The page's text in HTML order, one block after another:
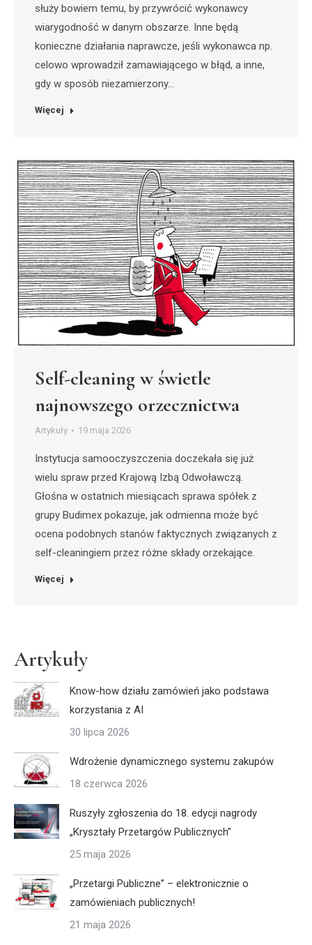
służy bowiem temu, by przywrócić wykonawcy
wiarygodność w danym obszarze. Inne będą
konieczne działania naprawcze, jeśli wykonawca np.
celowo wprowadził zamawiającego w błąd, a inne,
gdy w sposób niezamierzony…
Więcej
Self-cleaning w świetle
najnowszego orzecznictwa
Artykuły 19 maja 2026
Instytucja samooczyszczenia doczekała się już
wielu spraw przed Krajową Izbą Odwoławczą.
Głośna w ostatnich miesiącach sprawa spółek z
grupy Budimex pokazuje, jak odmienna może być
ocena podobnych stanów faktycznych związanych z
self-cleaningiem przez różne składy orzekające.
Więcej
Artykuły
Know-how działu zamówień jako podstawa
korzystania z AI
30 lipca 2026
Wdrożenie dynamicznego systemu zakupów
18 czerwca 2026
Ruszyły zgłoszenia do 18. edycji nagrody
„Kryształy Przetargów Publicznych”
25 maja 2026
„Przetargi Publiczne” – elektronicznie o
zamówieniach publicznych!
21 maja 2026